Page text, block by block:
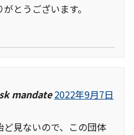
とうございます。
mandate 2022年9月7日
ど見ないので、この団体